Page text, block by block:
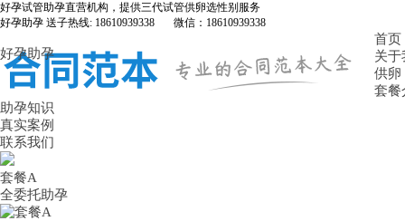
好孕试管助孕直营机构，提供三代试管供卵选性别服务
好孕助孕 送子热线: 18610939338 微信：18610939338
好孕助孕
首页
关于
供卵
套餐
助孕知识
真实案例
联系我们
套餐A
全委托助孕